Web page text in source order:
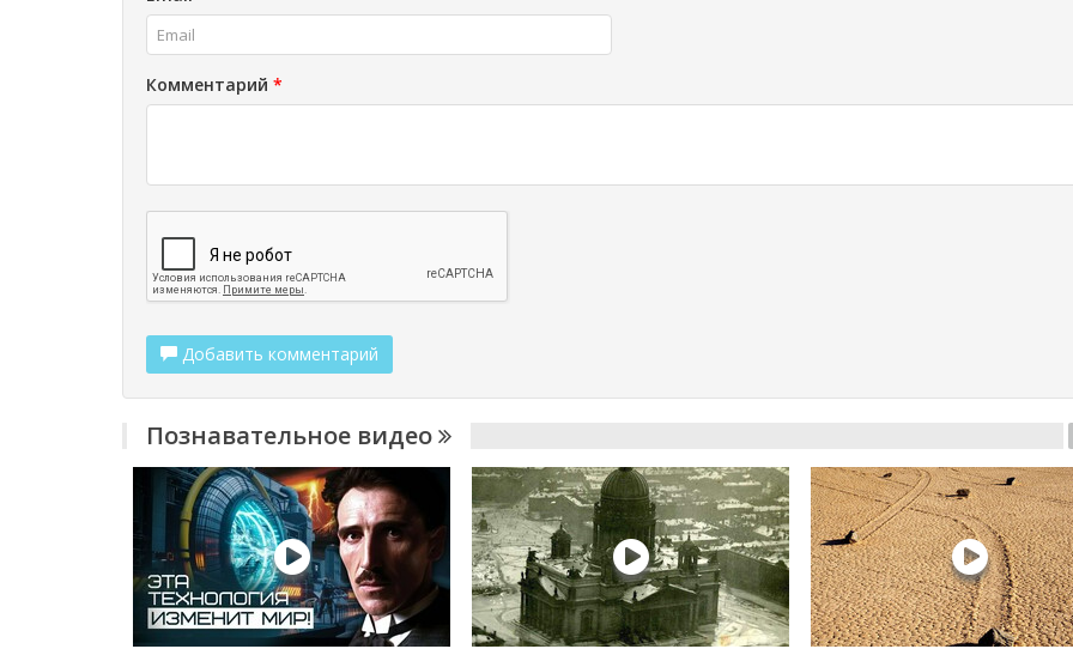
Комментарий *
Добавить комментарий
Познавательное видео